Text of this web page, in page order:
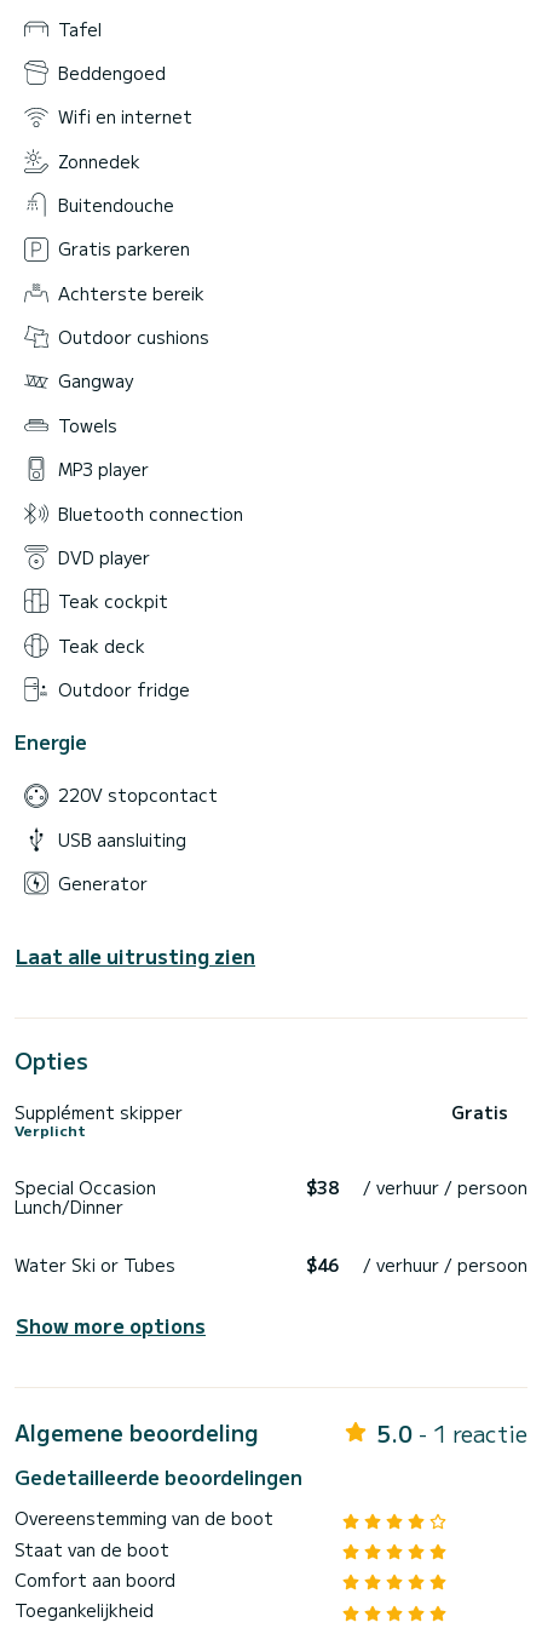
Tafel
Beddengoed
Wifi en internet
Zonnedek
Buitendouche
Gratis parkeren
Achterste bereik
Outdoor cushions
Gangway
Towels
MP3 player
Bluetooth connection
DVD player
Teak cockpit
Teak deck
Outdoor fridge
Energie
220V stopcontact
USB aansluiting
Generator
Laat alle uitrusting zien
Opties
Supplément skipper
Verplicht
Gratis
Special Occasion
Lunch/Dinner
$38 / verhuur / persoon
Water Ski or Tubes $46 / verhuur / persoon
Show more options
Algemene beoordeling 5.0 - 1 reactie
Gedetailleerde beoordelingen
Overeenstemming van de boot
Staat van de boot
Comfort aan boord
Toegankelijkheid